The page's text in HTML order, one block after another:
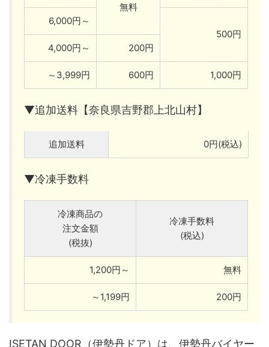
無料
6,000円～
500円
4,000円～
200円
～3,999円 600円 1,000円
▼追加送料【奈良県吉野郡上北山村】
追加送料 0円(税込)
▼冷凍手数料
冷凍商品の
注文金額
(税抜)
冷凍手数料
(税込)
1,200円～ 無料
～1,199円 200円
ISETAN DOOR（伊勢丹ドア）は、伊勢丹バイヤー